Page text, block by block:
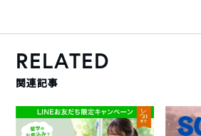
RELATED
関連記事